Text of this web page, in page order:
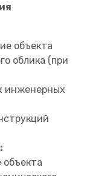
объекта
облика (при
инженерных
объекта